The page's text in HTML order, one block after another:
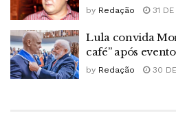
by Redação 31 DE
Lula convida
café” após
by Redação 30